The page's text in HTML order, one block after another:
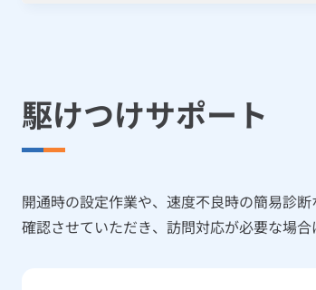
STEP.2 店舗お持ち込み、またはご
STEP.3 お預かりしたスマホの症状
駆けつけサポート
開通時の設定作業や、速度不良時の簡易診
確認させていただき、訪問対応が必要な場合